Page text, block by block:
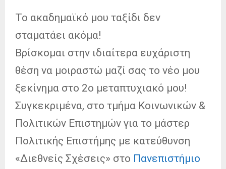
Το ακαδημαϊκό μου ταξίδι δεν
σταματάει ακόμα!
Βρίσκομαι στην ιδιαίτερα ευχάριστη
θέση να μοιραστώ μαζί σας το νέο μου
ξεκίνημα στο 2ο μεταπτυχιακό μου!
Συγκεκριμένα, στο τμήμα Κοινωνικών &
Πολιτικών Επιστημών για το μάστερ
Πολιτικής Επιστήμης με κατεύθυνση
«Διεθνείς Σχέσεις» στο Πανεπιστήμιο